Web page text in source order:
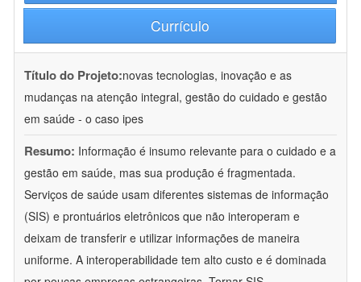
Currículo
Título do Projeto:novas tecnologias, inovação e as
mudanças na atenção integral, gestão do cuidado e gestão
em saúde - o caso ipes
Resumo: Informação é insumo relevante para o cuidado e a
gestão em saúde, mas sua produção é fragmentada.
Serviços de saúde usam diferentes sistemas de informação
(SIS) e prontuários eletrônicos que não interoperam e
deixam de transferir e utilizar informações de maneira
uniforme. A interoperabilidade tem alto custo e é dominada